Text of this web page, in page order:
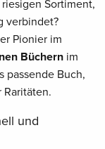
Sortiment,
verbindet?
Pionier im
Büchern im
passende Buch,
Raritäten.
und